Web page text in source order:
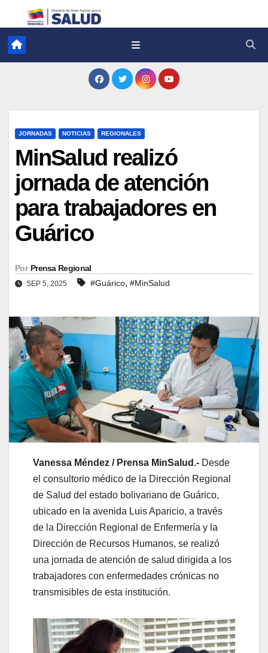
JORNADAS NOTICIAS REGIONALES
MinSalud realizó
jornada de atención
para trabajadores en
Guárico
Por Prensa Regional
SEP 5, 2025 #Guárico, #MinSalud
Vanessa Méndez / Prensa MinSalud.- Desde
el consultorio médico de la Dirección Regional
de Salud del estado bolivariano de Guárico,
ubicado en la avenida Luis Aparicio, a través
de la Dirección Regional de Enfermería y la
Dirección de Recursos Humanos, se realizó
una jornada de atención de salud dirigida a los
trabajadores con enfermedades crónicas no
transmisibles de esta institución.